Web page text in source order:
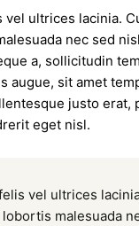
vel ultrices lacinia.
nec sed
a, sollicitudin
augue, sit amet
justo erat,
eget nisl.
vel ultrices
malesuada